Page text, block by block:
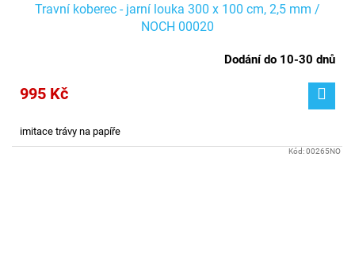
Travní koberec - jarní louka 300 x 100 cm, 2,5 mm /
NOCH 00020
Dodání do 10-30 dnů
995 Kč
imitace trávy na papíře
Kód:00265NO